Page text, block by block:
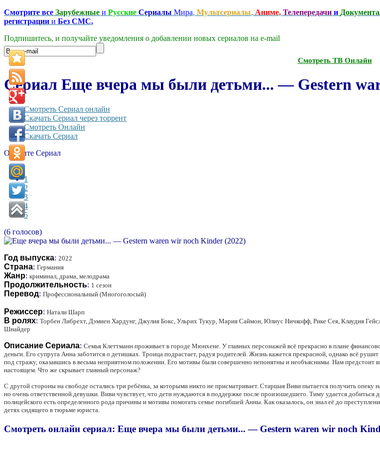
Смотрите все Зарубежные и Русские Сериалы Мира, Мультсериалы, Аниме, Телепередачи и
регистрации и Без СМС.
Подпишитесь, и получайте уведомления о добавлении новых сериалов на e-mаil
Смотреть ТВ Онлайн
Сериал Еще вчера мы были детьми... — Gestern
Смотреть Сериал онлайн
Скачать Сериал через торрент
Смотреть Онлайн
Скачать Сериал
Оцените Сериал
1
2
3
4
5
(6 голосов)
Год выпуска: 2022
Страна: Германия
Жанр: криминал, драма, мелодрама
Продолжительность: 1 сезон
Перевод: Профессиональный (Многоголосый)
Режиссер: Натали Шарп
В ролях: Торбен Либрехт, Дэмиен Хардунг, Джулия Бокс, Ульрих Тукур, Мария Саймон, Юлиус Ничкофф, Рике Сея, Клаудия
Шнайдер
Описание Сериала: Семья Клеттманн проживает в городе Мюнхене. У главных персонажей всё прекрасно в плане
деньги. Его супруга Анна заботится о детишках. Троица подрастает, радуя родителей. Жизнь кажется прекрасной, однако всё
под стражу, оказавшись в весьма неприятном положении. Его мотивы были совершенно непонятны и необъяснимы. Нам предстоит
настоящем. Что же скрывает главный персонаж?
С другой стороны на свободе остались три ребёнка, за которыми никто не присматривает. Старшая Виви пытается получить
но очень ответственной девушки. Виви чувствует, что дети нуждаются в поддержке после произошедшего. Тиму удается
полицейского есть определенного рода причины и мотивы помогать семье погибшей Анны. Как оказалось, он знал её до
детях сидящего в тюрьме юриста.
Смотреть онлайн сериал: Еще вчера мы были детьми... — Gestern waren wir noch